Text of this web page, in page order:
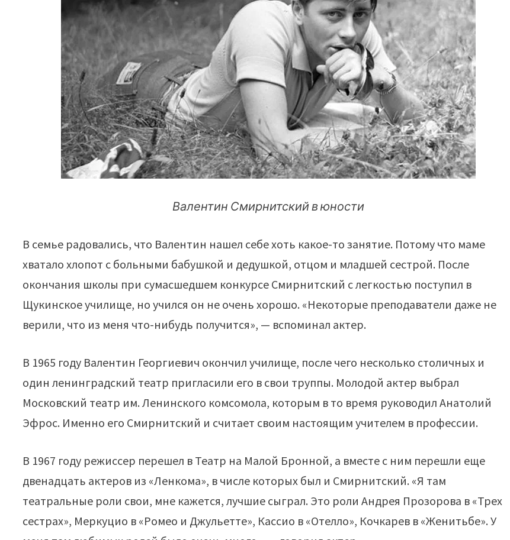
Валентин Смирнитский в юности
В семье радовались, что Валентин нашел себе хоть какое-то занятие. Потому что маме
хватало хлопот с больными бабушкой и дедушкой, отцом и младшей сестрой. После
окончания школы при сумасшедшем конкурсе Смирнитский с легкостью поступил в
Щукинское училище, но учился он не очень хорошо. «Некоторые преподаватели даже не
верили, что из меня что-нибудь получится», — вспоминал актер.
В 1965 году Валентин Георгиевич окончил училище, после чего несколько столичных и
один ленинградский театр пригласили его в свои труппы. Молодой актер выбрал
Московский театр им. Ленинского комсомола, которым в то время руководил Анатолий
Эфрос. Именно его Смирнитский и считает своим настоящим учителем в профессии.
В 1967 году режиссер перешел в Театр на Малой Бронной, а вместе с ним перешли еще
двенадцать актеров из «Ленкома», в числе которых был и Смирнитский. «Я там
театральные роли свои, мне кажется, лучшие сыграл. Это роли Андрея Прозорова в «Трех
сестрах», Меркуцио в «Ромео и Джульетте», Кассио в «Отелло», Кочкарев в «Женитьбе». У